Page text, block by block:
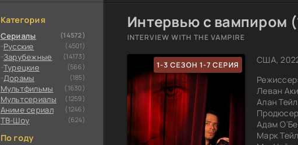
Категория
Сериалы (14572)
Русские (4501)
Зарубежные (14173)
Турецкие (566)
Дорамы (185)
Мультфильмы (1630)
Мультсериалы (1259)
Аниме сериал (1246)
ТВ-Шоу (624)
По году
Интервью с вампиром
INTERVIEW WITH THE VAMPIRE
1-3 СЕЗОН 1-7 СЕРИЯ
США,
Режиссер:
Леван
Алан
Адам
Марк